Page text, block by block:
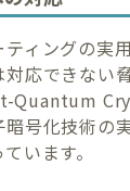
ィングの実
応できない
Quantum
号化技術の
います。